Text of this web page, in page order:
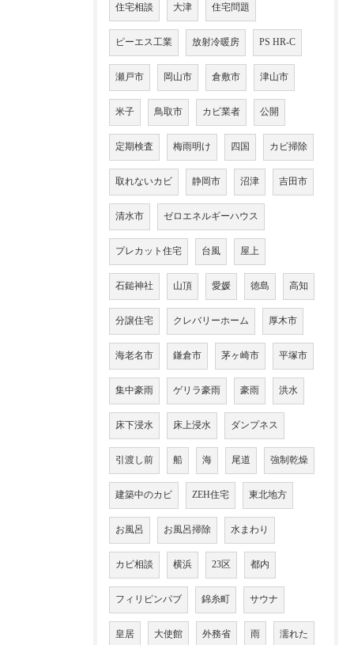
住宅相談 大津 住宅問題
ピーエス工業 放射冷暖房 PS HR-C
瀬戸市 岡山市 倉敷市 津山市
米子 鳥取市 カビ業者 公開
定期検査 梅雨明け 四国 カビ掃除
取れないカビ 静岡市 沼津 吉田市
清水市 ゼロエネルギーハウス
プレカット住宅 台風 屋上
石鎚神社 山頂 愛媛 徳島 高知
分譲住宅 クレバリーホーム 厚木市
海老名市 鎌倉市 茅ヶ崎市 平塚市
集中豪雨 ゲリラ豪雨 豪雨 洪水
床下浸水 床上浸水 ダンプネス
引渡し前 船 海 尾道 強制乾燥
建築中のカビ ZEH住宅 東北地方
お風呂 お風呂掃除 水まわり
カビ相談 横浜 23区 都内
フィリピンパブ 錦糸町 サウナ
皇居 大使館 外務省 雨 濡れた